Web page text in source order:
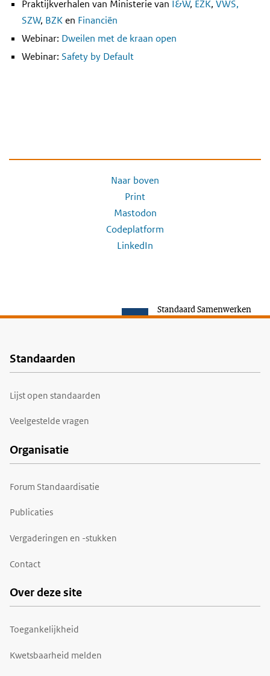
Praktijkverhalen van Ministerie van I&W, EZK, VWS,
SZW, BZKen Financiën
Webinar: Dweilen met de kraan open
Webinar: Safety by Default
Naar boven
Print
Mastodon
Codeplatform
LinkedIn
Standaard Samenwerken
Voet
Standaarden
Lijst open standaarden
Veelgestelde vragen
Organisatie
Forum Standaardisatie
Publicaties
Vergaderingen en -stukken
Contact
Over deze site
Toegankelijkheid
Kwetsbaarheid melden